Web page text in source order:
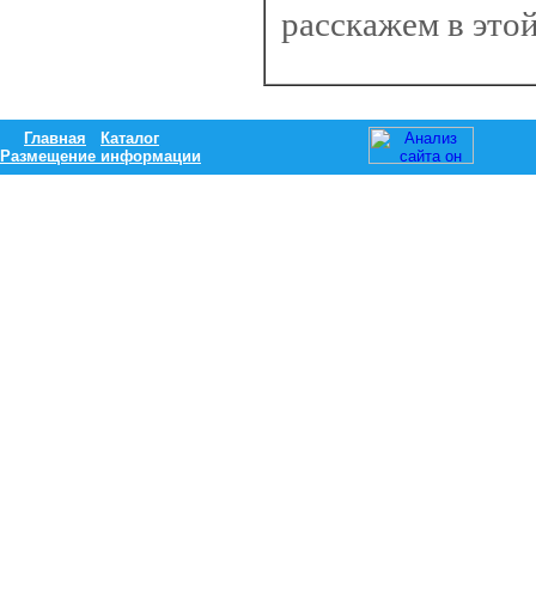
расскажем в
Главная
Каталог
Размещение информации